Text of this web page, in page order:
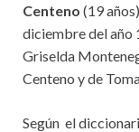
Centeno (19
diciembre del año
Griselda
Centeno y de
Según el